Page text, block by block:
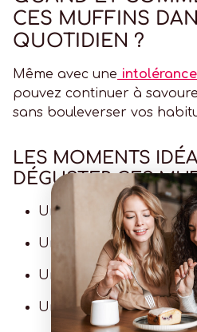
CES MUFFINS
QUOTIDIEN ?
Même avec une
pouvez continuer à
sans bouleverser vos
LES MOMENTS
DÉGUSTER CES
Un petit-déjeuner
Un goûter maison
Un brunch entre amis
Une collation à